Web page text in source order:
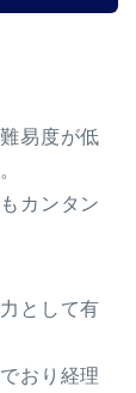
易度が低
カンタン
として有
おり経理